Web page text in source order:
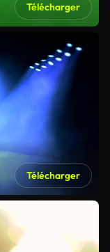
Télécharger
Télécharger